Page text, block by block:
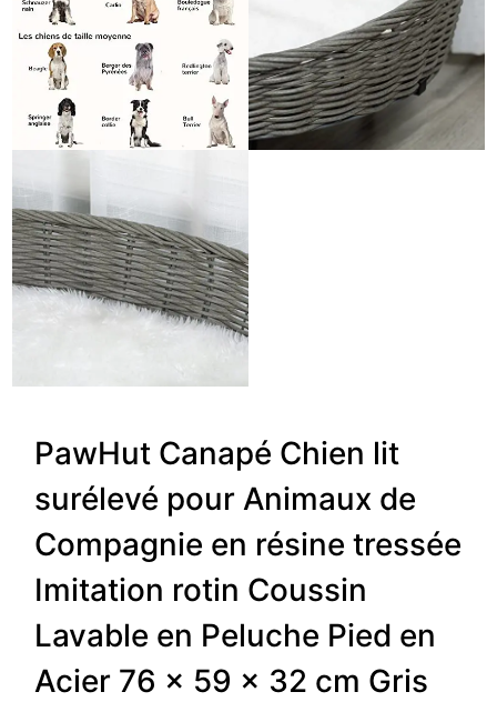
PawHut Canapé Chien lit
surélevé pour Animaux de
Compagnie en résine tressée
Imitation rotin Coussin
Lavable en Peluche Pied en
Acier 76 x 59 x 32 cm Gris